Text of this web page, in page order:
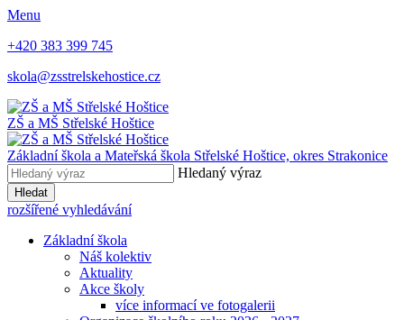
Menu
+420 383 399 745
skola@zsstrelskehostice.cz
ZŠ a MŠ Střelské Hoštice
Základní škola a Mateřská škola Střelské Hoštice, okres Strakonice
Hledaný výraz
Hledat
rozšířené vyhledávání
Základní škola
Náš kolektiv
Aktuality
Akce školy
více informací ve fotogalerii